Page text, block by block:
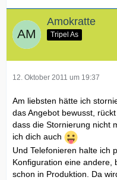
Amokratte
Tripel As
12. Oktober 2011 um 19:37
Am liebsten hätte ich
das Angebot bewusst,
dass die Stornierung nicht
ich dich auch
Und Telefonieren halte ich
Konfiguration eine andere,
schon in Produktion. Da